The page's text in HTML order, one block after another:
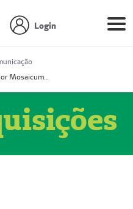
Login
Prestador Mosaicum Espaço Clínico Ltda (51004352-0)